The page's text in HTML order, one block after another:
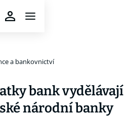
a bankovnictví
bank vydělávají
národní banky